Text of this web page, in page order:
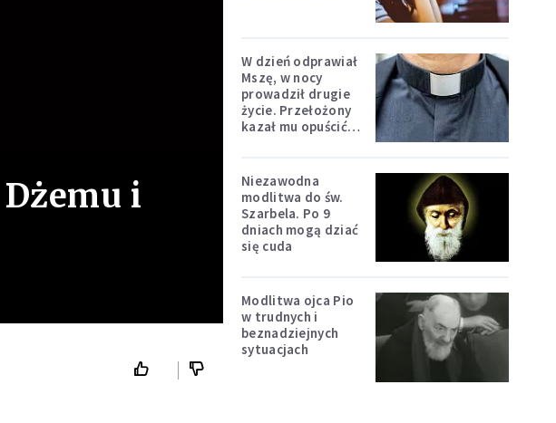
i
W dzień odprawiał
Mszę, w nocy
prowadził drugie
życie. Przełożony
kazał mu opuścić
Niezawodna
modlitwa do św.
Szarbela. Po 9
dniach mogą dziać
się cuda
Modlitwa ojca Pio
w trudnych i
beznadziejnych
sytuacjach